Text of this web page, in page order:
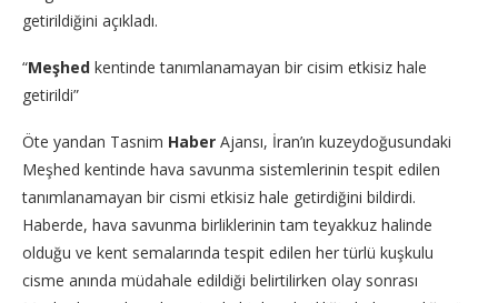
getirildiğini açıkladı.
“Meşhed kentinde tanımlanamayan bir cisim etkisiz hale
getirildi”
Öte yandan Tasnim Haber Ajansı, İran’ın kuzeydoğusundaki
Meşhed kentinde hava savunma sistemlerinin tespit edilen
tanımlanamayan bir cismi etkisiz hale getirdiğini bildirdi.
Haberde, hava savunma birliklerinin tam teyakkuz halinde
olduğu ve kent semalarında tespit edilen her türlü kuşkulu
cisme anında müdahale edildiği belirtilirken olay sonrası